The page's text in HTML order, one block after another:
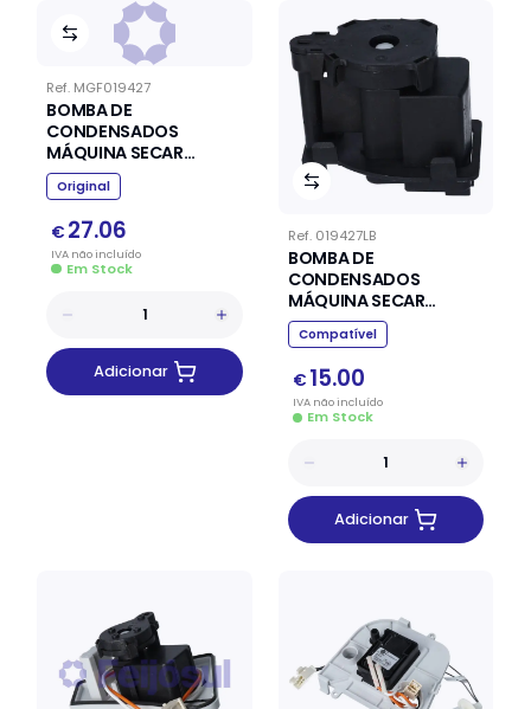
Ref. MGF019427
BOMBA DE
CONDENSADOS
MÁQUINA SECAR
ARISTON INDESIT
Original
€ 27.06
IVA nãoincluído
Em Stock
Adicionar
Ref. 019427LB
BOMBA DE
CONDENSADOS
MÁQUINA SECAR
ARISTON INDESIT
Compatível
€ 15.00
IVA nãoincluído
Em Stock
Adicionar